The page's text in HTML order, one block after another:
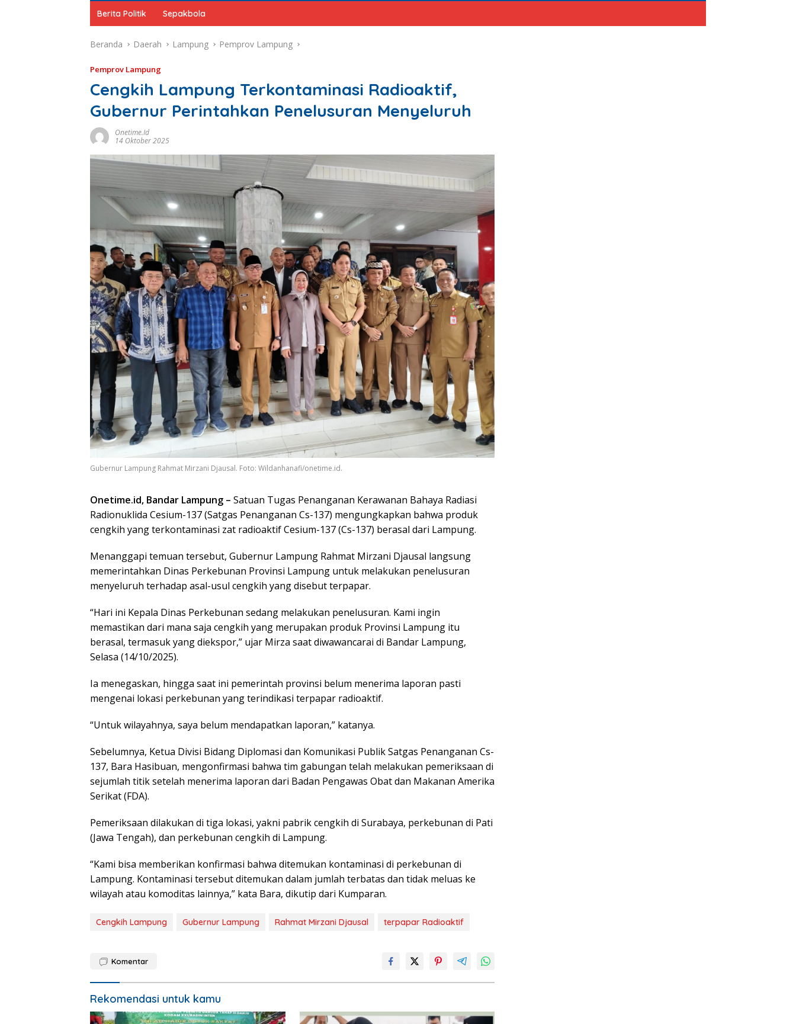
Berita Politik Sepakbola
Beranda Daerah Lampung Pemprov Lampung
Pemprov Lampung
Cengkih Lampung Terkontaminasi Radioaktif,
Gubernur Perintahkan Penelusuran Menyeluruh
Onetime.id
14 Oktober 2025
Gubernur Lampung Rahmat Mirzani Djausal. Foto: Wildanhanafi/onetime.id.
Onetime.id, Bandar Lampung – Satuan Tugas Penanganan Kerawanan Bahaya Radiasi
Radionuklida Cesium-137 (Satgas Penanganan Cs-137) mengungkapkan bahwa produk
cengkih yang terkontaminasi zat radioaktif Cesium-137 (Cs-137) berasal dari Lampung.
Menanggapi temuan tersebut, Gubernur Lampung Rahmat Mirzani Djausal langsung
memerintahkan Dinas Perkebunan Provinsi Lampung untuk melakukan penelusuran
menyeluruh terhadap asal-usul cengkih yang disebut terpapar.
“Hari ini Kepala Dinas Perkebunan sedang melakukan penelusuran. Kami ingin
memastikan dari mana saja cengkih yang merupakan produk Provinsi Lampung itu
berasal, termasuk yang diekspor,” ujar Mirza saat diwawancarai di Bandar Lampung,
Selasa (14/10/2025).
Ia menegaskan, hingga saat ini pemerintah provinsi belum menerima laporan pasti
mengenai lokasi perkebunan yang terindikasi terpapar radioaktif.
“Untuk wilayahnya, saya belum mendapatkan laporan,” katanya.
Sebelumnya, Ketua Divisi Bidang Diplomasi dan Komunikasi Publik Satgas Penanganan Cs-
137, Bara Hasibuan, mengonfirmasi bahwa tim gabungan telah melakukan pemeriksaan di
sejumlah titik setelah menerima laporan dari Badan Pengawas Obat dan Makanan Amerika
Serikat (FDA).
Pemeriksaan dilakukan di tiga lokasi, yakni pabrik cengkih di Surabaya, perkebunan di Pati
(Jawa Tengah), dan perkebunan cengkih di Lampung.
“Kami bisa memberikan konfirmasi bahwa ditemukan kontaminasi di perkebunan di
Lampung. Kontaminasi tersebut ditemukan dalam jumlah terbatas dan tidak meluas ke
wilayah atau komoditas lainnya,” kata Bara, dikutip dari Kumparan.
Cengkih Lampung Gubernur Lampung Rahmat Mirzani Djausal terpapar Radioaktif
Komentar
Rekomendasi untuk kamu